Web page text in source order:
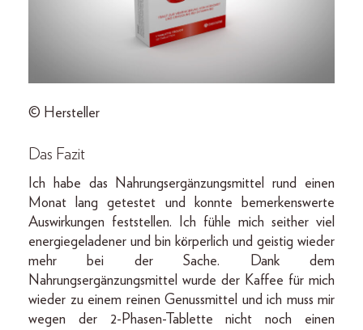
© Hersteller
Das Fazit
Ich habe das Nahrungsergänzungsmittel rund einen
Monat lang getestet und konnte bemerkenswerte
Auswirkungen feststellen. Ich fühle mich seither viel
energiegeladener und bin körperlich und geistig wieder
mehr bei der Sache. Dank dem
Nahrungsergänzungsmittel wurde der Kaffee für mich
wieder zu einem reinen Genussmittel und ich muss mir
wegen der 2-Phasen-Tablette nicht noch einen